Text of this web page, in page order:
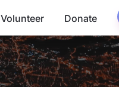
Volunteer Donate